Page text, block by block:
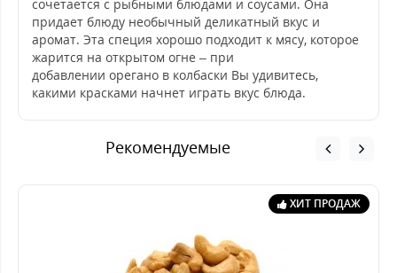
сочетается с рыбными блюдами и соусами. Она
придает блюду необычный деликатный вкус и
аромат. Эта специя хорошо подходит к мясу, которое
жарится на открытом огне – при
добавлении орегано в колбаски Вы удивитесь,
какими красками начнет играть вкус блюда.
Рекомендуемые
ХИТ ПРОДАЖ